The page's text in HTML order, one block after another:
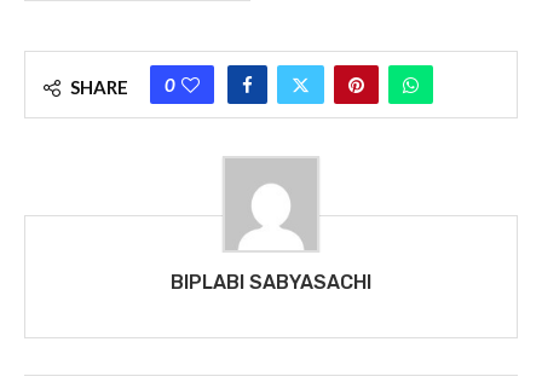
SHARE 0
BIPLABI SABYASACHI